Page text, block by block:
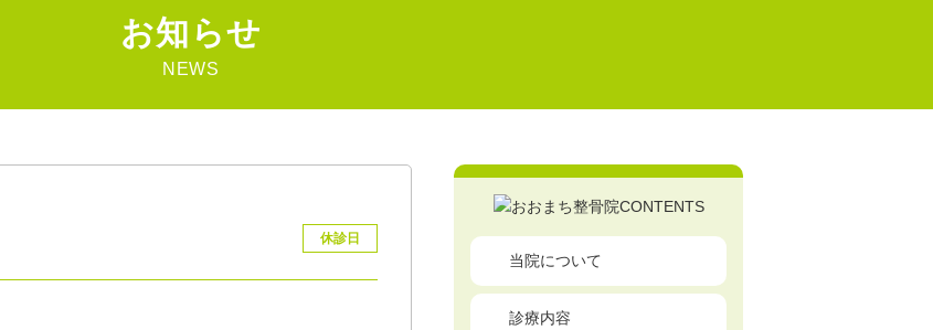
お知らせ
NEWS
休診日
当院について
診療内容